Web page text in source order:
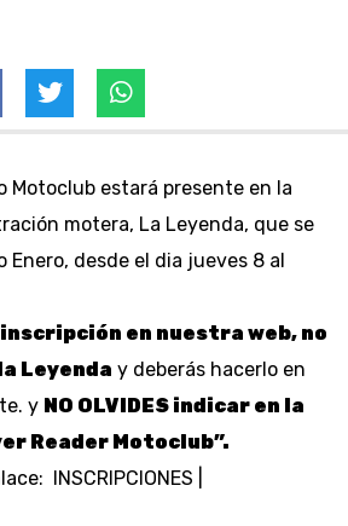
Motoclub estará presente en la
motera, La Leyenda, que se
Enero, desde el dia jueves 8 al
en nuestra web, no
Leyenda y deberás hacerlo en
y NO OLVIDES indicar en la
Reader Motoclub”.
INSCRIPCIONES |